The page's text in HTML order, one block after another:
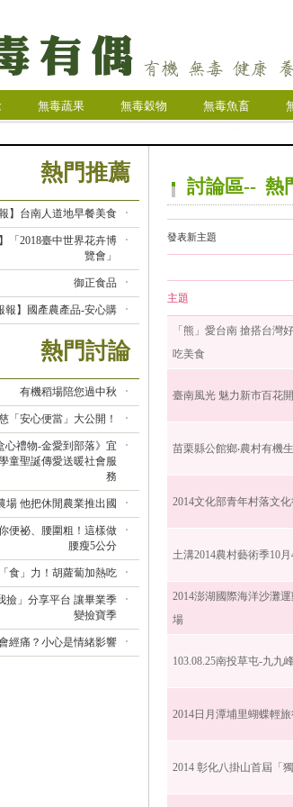
無毒蔬果 無毒穀物 無毒魚畜
熱門推薦
報】台南人道地早餐美食
「2018臺中世界花卉博
覽會」
御正食品
報】國產農產品-安心購
熱門討論
有機稻場陪您過中秋
「安心便當」大公開！
心禮物-金愛到部落》宜
童聖誕傳愛送暖社會服
務
場 他把休閒農業推出國
便祕、腰圍粗！這樣做
腰瘦5公分
食」力！胡蘿蔔加熱吃
撿」分享平台 讓畢業季
變撿寶季
經痛？小心是情緒影響
討論區-- 熱
發表新主題
主題
「熊」愛台南 搶搭台灣
吃美食
臺南風光 魅力新市百花
苗栗縣公館鄉‧農村有機
2014文化部青年村落文
土溝2014農村藝術季10月
2014澎湖國際海洋沙灘
場
103.08.25南投草屯-九九
2014日月潭埔里蝴蝶輕
2014 彰化八掛山首屆「